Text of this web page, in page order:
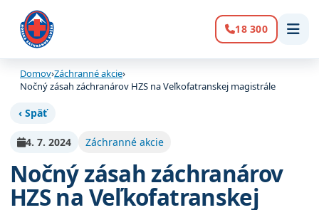
Volanie:
18 300
Domov›Záchranné akcie›
Nočný zásah záchranárov HZS na Veľkofatranskej magistrále
‹ Späť
4. 7. 2024 Záchranné akcie
Nočný zásah záchranárov
HZS na Veľkofatranskej